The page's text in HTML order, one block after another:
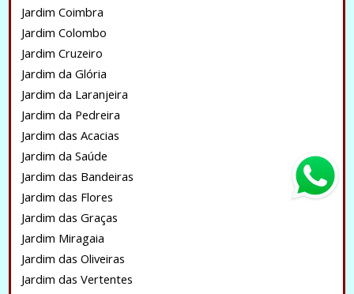
Jardim Coimbra
Jardim Colombo
Jardim Cruzeiro
Jardim da Glória
Jardim da Laranjeira
Jardim da Pedreira
Jardim das Acacias
Jardim da Saúde
Jardim das Bandeiras
Jardim das Flores
Jardim das Graças
Jardim Miragaia
Jardim das Oliveiras
Jardim das Vertentes